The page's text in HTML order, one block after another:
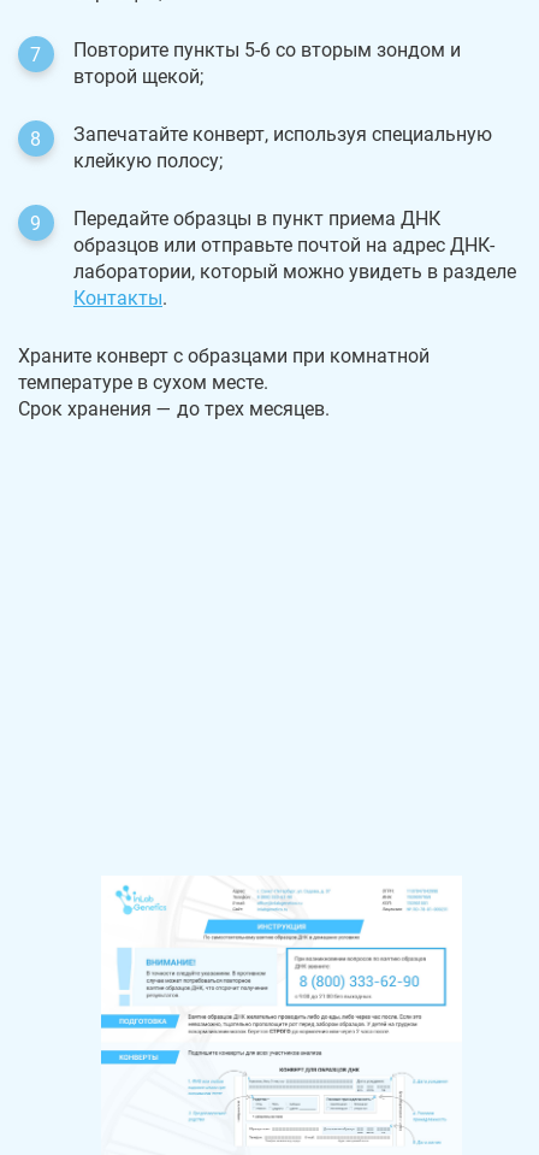
Повторите пункты 5-6 со вторым зондом и
второй щекой;
Запечатайте конверт, используя специальную
клейкую полосу;
Передайте образцы в пункт приема ДНК
образцов или отправьте почтой на адрес ДНК-
лаборатории, который можно увидеть в разделе
Контакты.
Храните конверт с образцами при комнатной
температуре в сухом месте.
Срок хранения — до трех месяцев.